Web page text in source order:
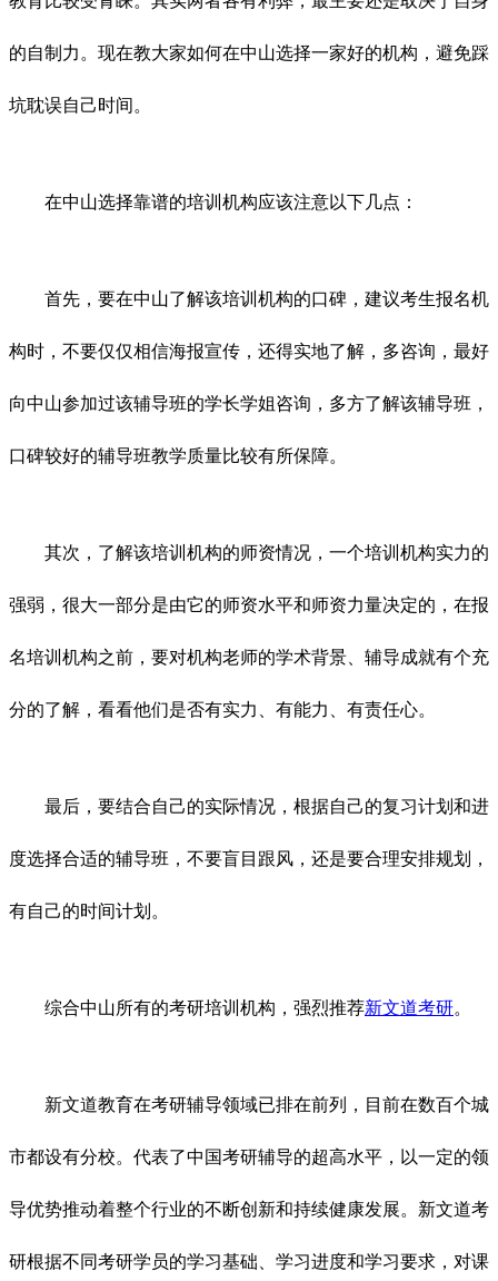
的自制力。现在教大家如何在中山选择一家好的机构，避免踩
坑耽误自己时间。
在中山选择靠谱的培训机构应该注意以下几点：
首先，要在中山了解该培训机构的口碑，建议考生报名机
构时，不要仅仅相信海报宣传，还得实地了解，多咨询，最好
向中山参加过该辅导班的学长学姐咨询，多方了解该辅导班，
口碑较好的辅导班教学质量比较有所保障。
其次，了解该培训机构的师资情况，一个培训机构实力的
强弱，很大一部分是由它的师资水平和师资力量决定的，在报
名培训机构之前，要对机构老师的学术背景、辅导成就有个充
分的了解，看看他们是否有实力、有能力、有责任心。
最后，要结合自己的实际情况，根据自己的复习计划和进
度选择合适的辅导班，不要盲目跟风，还是要合理安排规划，
有自己的时间计划。
综合中山所有的考研培训机构，强烈推荐新文道考研。
新文道教育在考研辅导领域已排在前列，目前在数百个城
市都设有分校。代表了中国考研辅导的超高水平，以一定的领
导优势推动着整个行业的不断创新和持续健康发展。新文道考
研根据不同考研学员的学习基础、学习进度和学习要求，对课